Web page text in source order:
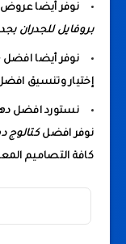
نوفر أيضا
بروفايل للجدران
نوفر أيضا افضل
إختيار وتنسيق
نستورد افضل
نوفر افضل كتالوج
كافة التصاميم